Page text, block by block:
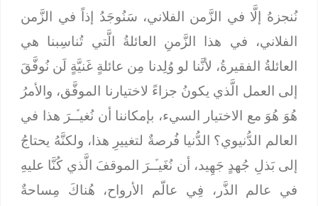
نُنجزهُ إلَّا في الزَّمن الفلاني، سَنُوجَدُ إذاً في الزَّمن
الفلاني، في هذا الزَّمنِ العائلةُ الَّتي تُناسِبنا هي
العائلةُ الفقيرةُ، لأنَّنا لو وُلِدنا مِن عائلةٍ غَنيَّةٍ لَن نُوفَّقَ
إلى العمل الَّذي يكونُ جزاءً لاختيارنا الموفَّق، والأمرُ
هُوَ هُوَ مع الاختيار السيء، بإمكاننا أن نُغيـﱢـرَ هذا في
العالم الدُّنيوي؟ الدُّنيا فُرصةٌ لتغييرِ هذا، ولكنَّهُ يحتاجُ
إلى بَذلِ جُهدٍ جَهِيد، أن نُغَيـﱢـرَ الموقفَ الَّذي كُنَّا عليهِ
في عالم الذَّر، فِي عالّم الأرواح، هُناكَ مِساحةٌ